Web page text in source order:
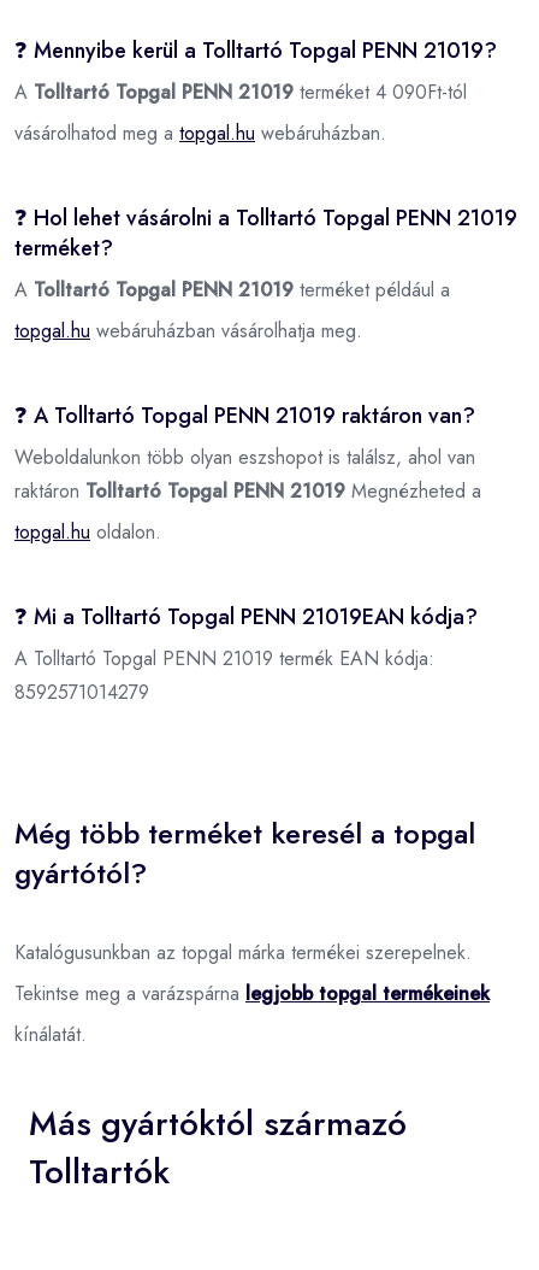
❓ Mennyibe kerül a Tolltartó Topgal PENN 21019?
A Tolltartó Topgal PENN 21019 terméket 4 090Ft-tól
vásárolhatod meg a topgal.hu webáruházban.
❓ Hol lehet vásárolni a Tolltartó Topgal PENN 21019
terméket?
A Tolltartó Topgal PENN 21019 terméket például a
topgal.hu webáruházban vásárolhatja meg.
❓ A Tolltartó Topgal PENN 21019 raktáron van?
Weboldalunkon több olyan eszshopot is találsz, ahol van
raktáron Tolltartó Topgal PENN 21019 Megnézheted a
topgal.hu oldalon.
❓ Mi a Tolltartó Topgal PENN 21019EAN kódja?
A Tolltartó Topgal PENN 21019 termék EAN kódja:
8592571014279
Még több terméket keresél a topgal
gyártótól?
Katalógusunkban az topgal márka termékei szerepelnek.
Tekintse meg a varázspárna legjobb topgal termékeinek
kínálatát.
Más gyártóktól származó
Tolltartók